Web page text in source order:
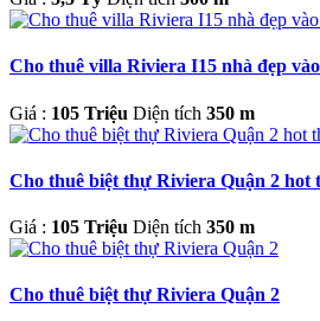
Cho thuê villa Riviera I15 nhà đẹp
Giá : 105 Triệu Diện tích 350 m
Cho thuê biệt thự Riviera Quận 2 hot
Giá : 105 Triệu Diện tích 350 m
Cho thuê biệt thự Riviera Quận 2